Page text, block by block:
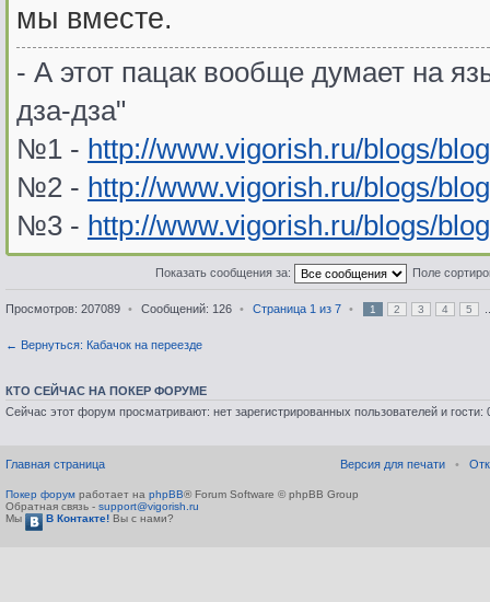
мы вместе.
- А этот пацак вообще думает на
дза-дза"
№1 - http://www.vigorish.ru/blogs/
№2 - http://www.vigorish.ru/blogs/
№3 - http://www.vigorish.ru/blogs/
Показать сообщения за: Поле
Просмотров: 207089 • Сообщений: 126 • Страница 1 из 7 • 1 2 3 4 5
← Вернуться: Кабачок на переезде
КТО СЕЙЧАС НА ПОКЕР ФОРУМЕ
Сейчас этот форум просматривают: нет зарегистрированных пользователей и гости:
Главная страница •
Версия для печати
Покер форум работает на phpBB® Forum Software © phpBB Group
Обратная связь - support@vigorish.ru
Мы
В Контакте! Вы с нами?